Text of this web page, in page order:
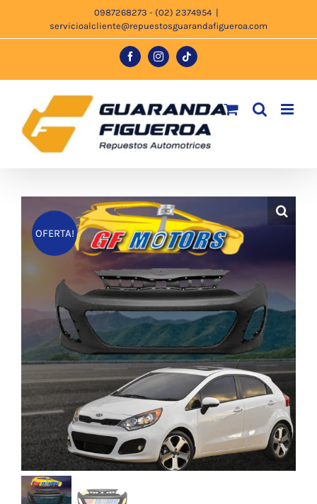
0987268273 - (02) 2374954 |
servicioalcliente@repuestosguarandafigueroa.com
FacebookInstagramTiktok
OFERTA!